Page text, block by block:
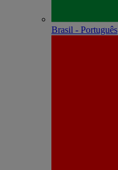
Brasil - Português